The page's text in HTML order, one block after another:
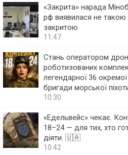
«Закрита» нарада
рф виявилася не такою
закритою
11:47
Стань оператором
роботизованих
легендарної 36 окремої
бригади морської
10:30
«Едельвейс» чекає.
18–24 — для тих, хто
діяти. 🇺🇦
10:42